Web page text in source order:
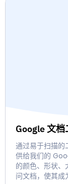
Google 文档
通过易于扫描
供给我们的
的颜色、形状
问文档，使其成